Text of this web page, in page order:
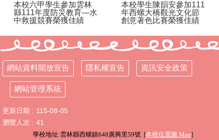
專
區
校
務
化
學
校
相
關
網
本校六甲學生參加雲林
縣111年度防災教育—水
中救援競賽榮獲佳績
本校學生陳韻安參加111
年西螺大橋觀光文化節
創意著色比賽榮獲佳績
網站資料開放宣告 隱私權宣告 資訊安全政策
網站管理系統
更新日期
115-08-05
瀏覽人次
41
學校地址:雲林縣西螺鎮648廣興里59號 [本校位置圖 Map]